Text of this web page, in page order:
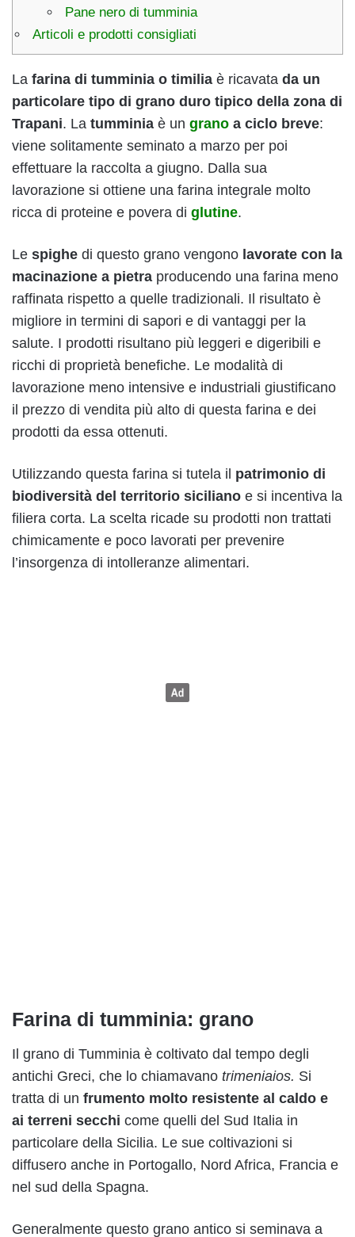
Pane nero di tumminia
Articoli e prodotti consigliati
La farina di tumminia o timilia è ricavata da un
particolare tipo di grano duro tipico della zona di
Trapani. La tumminia è un grano a ciclo breve:
viene solitamente seminato a marzo per poi
effettuare la raccolta a giugno. Dalla sua
lavorazione si ottiene una farina integrale molto
ricca di proteine e povera di glutine.
Le spighe di questo grano vengono lavorate con la
macinazione a pietra producendo una farina meno
raffinata rispetto a quelle tradizionali. Il risultato è
migliore in termini di sapori e di vantaggi per la
salute. I prodotti risultano più leggeri e digeribili e
ricchi di proprietà benefiche. Le modalità di
lavorazione meno intensive e industriali giustificano
il prezzo di vendita più alto di questa farina e dei
prodotti da essa ottenuti.
Utilizzando questa farina si tutela il patrimonio di
biodiversità del territorio siciliano e si incentiva la
filiera corta. La scelta ricade su prodotti non trattati
chimicamente e poco lavorati per prevenire
l’insorgenza di intolleranze alimentari.
Farina di tumminia: grano
Il grano di Tumminia è coltivato dal tempo degli
antichi Greci, che lo chiamavano trimeniaios. Si
tratta di un frumento molto resistente al caldo e
ai terreni secchi come quelli del Sud Italia in
particolare della Sicilia. Le sue coltivazioni si
diffusero anche in Portogallo, Nord Africa, Francia e
nel sud della Spagna.
Generalmente questo grano antico si seminava a